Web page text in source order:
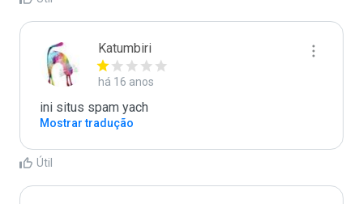
Katumbiri
há 16 anos
ini situs spam yach
Mostrar tradução
Útil